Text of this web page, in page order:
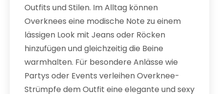
Outfits und Stilen. Im Alltag können
Overknees eine modische Note zu einem
lässigen Look mit Jeans oder Röcken
hinzufügen und gleichzeitig die Beine
warmhalten. Für besondere Anlässe wie
Partys oder Events verleihen Overknee-
Strümpfe dem Outfit eine elegante und sexy